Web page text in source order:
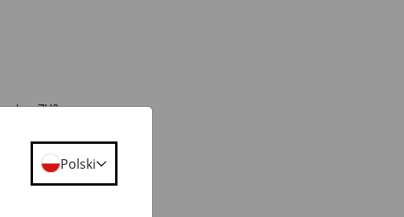
w ZUS,
odpowiedzi z ZUS,
Polski